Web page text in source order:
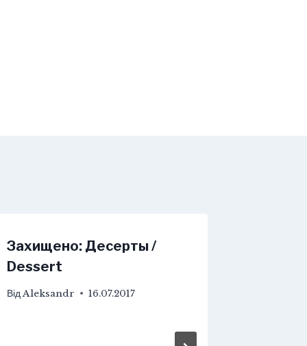
Захищено: Десерты /
Dessert
Від Aleksandr 16.07.2017